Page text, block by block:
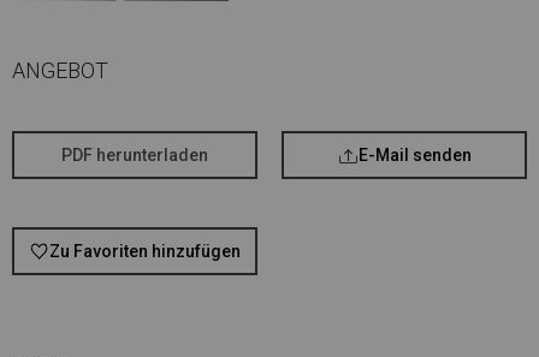
ANGEBOT
PDF herunterladen E-Mail senden
Zu Favoriten hinzufügen